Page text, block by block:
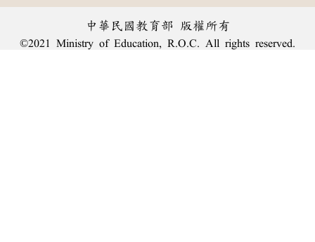
中華民國教育部 版權所有
©2021 Ministry of Education, R.O.C. All rights reserved.